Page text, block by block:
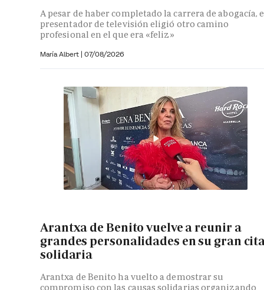
A pesar de haber completado la carrera de abogacía,
presentador de televisión eligió otro camino
profesional en el que era «feliz»
María Albert | 07/08/2026
Arantxa de Benito vuelve a reunir a
grandes personalidades en su gran
solidaria
Arantxa de Benito ha vuelto a demostrar su
compromiso con las causas solidarias organizando